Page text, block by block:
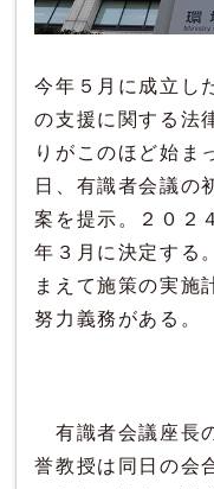
今年５月に成立し
の支援に関する法
りがこのほど始ま
日、有識者会議の
案を提示。２０２
年３月に決定する
まえて施策の実施
努力義務がある。
有識者会議座長
誉教授は同日の会